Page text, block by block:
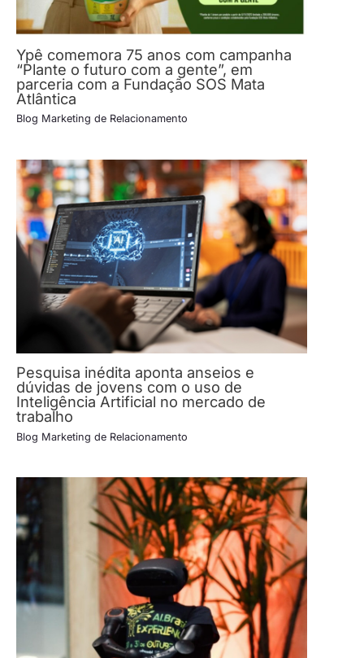
Ypê comemora 75 anos com campanha
“Plante o futuro com a gente”, em
parceria com a Fundação SOS Mata
Atlântica
Blog Marketing de Relacionamento
Pesquisa inédita aponta anseios e
dúvidas de jovens com o uso de
Inteligência Artificial no mercado de
trabalho
Blog Marketing de Relacionamento